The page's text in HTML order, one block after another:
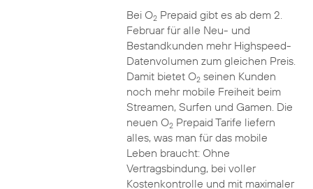
Bei O2Prepaid gibt es ab dem 2.
Februar für alle Neu- und
Bestandkunden mehr Highspeed-
Datenvolumen zum gleichen Preis.
Damit bietet O2seinen Kunden
noch mehr mobile Freiheit beim
Streamen, Surfen und Gamen. Die
neuen O2Prepaid Tarife liefern
alles, was man für das mobile
Leben braucht: Ohne
Vertragsbindung, bei voller
Kostenkontrolle und mit maximaler